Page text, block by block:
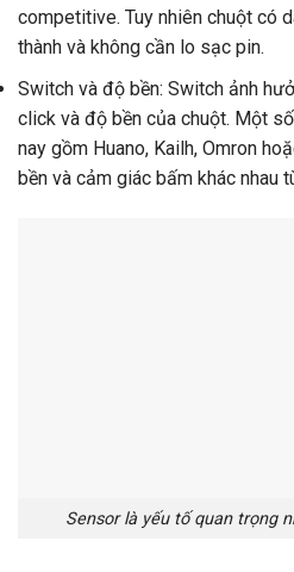
competitive. Tuy nhiên chuột có
thành và không cần lo sạc pin.
Switch và độ bền: Switch ảnh
click và độ bền của chuột. Một
nay gồm Huano, Kailh, Omron
bền và cảm giác bấm khác nhau
Sensor là yếu tố quan trọng